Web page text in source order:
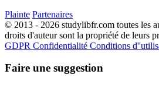
Plainte Partenaires
© 2013 - 2026 studylibfr.com toutes les
droits d'auteur sont la propriété de leurs
GDPR Confidentialité Conditions
Faire une suggestion